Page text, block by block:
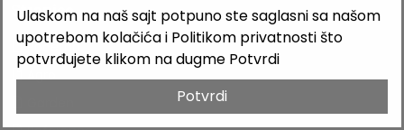
Stranice
Početna
Agro
Ulaskom na naš sajt potpuno ste saglasni sa našom
upotrebom kolačića i Politikom privatnosti što
potvrđujete klikom na dugme Potvrdi
Potvrdi